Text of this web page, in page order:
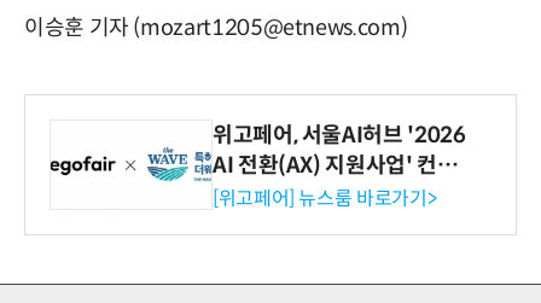
이승훈 기자 (mozart1205@etnews.com)
위고페어, 서울AI허브 '2026
AI 전환(AX) 지원사업' 컨소
시엄 선정
[위고페어] 뉴스룸 바로가기>